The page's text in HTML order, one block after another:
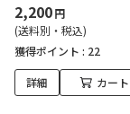
2,200円
(送料別・税込)
獲得ポイント : 22
詳細 カー